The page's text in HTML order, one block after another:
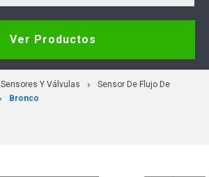
Ver Productos
Sensores Y Válvulas
Sensor De Flujo De
Bronco